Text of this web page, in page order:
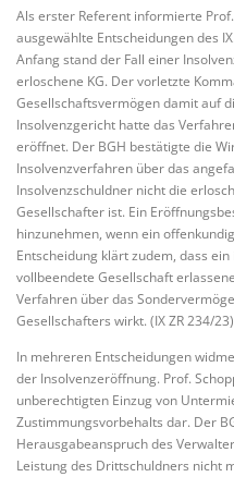
Als erster Referent informierte
ausgewählte Entscheidungen des
Anfang stand der Fall einer
erloschene KG. Der vorletzte
Gesellschaftsvermögen damit auf
Insolvenzgericht hatte das
eröffnet. Der BGH bestätigte die
Insolvenzverfahren über das
Insolvenzschuldner nicht die
Gesellschafter ist. Ein
hinzunehmen, wenn ein
Entscheidung klärt zudem, dass
vollbeendete Gesellschaft
Verfahren über das
Gesellschafters wirkt. (IX ZR 234/23)
In mehreren Entscheidungen
der Insolvenzeröffnung. Prof.
unberechtigten Einzug von
Zustimmungsvorbehalts dar. Der
Herausgabeanspruch des
Leistung des Drittschuldners nicht